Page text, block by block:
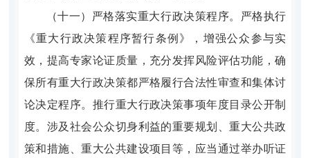
（十一）严格落实重大行政决策程序。严格执行
《重大行政决策程序暂行条例》，增强公众参与实
效，提高专家论证质量，充分发挥风险评估功能，确
保所有重大行政决策都严格履行合法性审查和集体讨
论决定程序。推行重大行政决策事项年度目录公开制
度。涉及社会公众切身利益的重要规划、重大公共政
策和措施、重大公共建设项目等，应当通过举办听证